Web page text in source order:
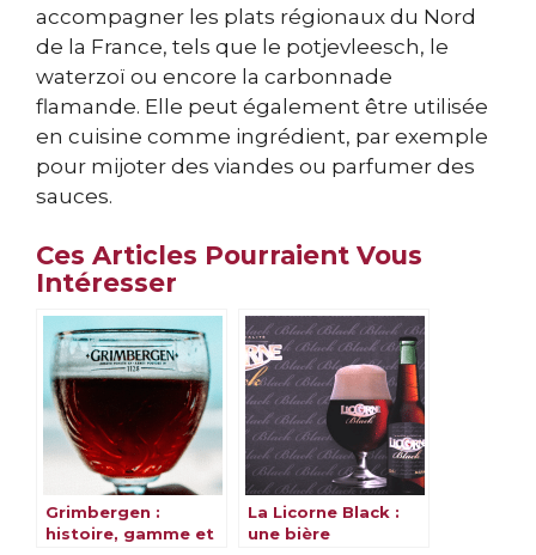
accompagner les plats régionaux du Nord
de la France, tels que le potjevleesch, le
waterzoï ou encore la carbonnade
flamande. Elle peut également être utilisée
en cuisine comme ingrédient, par exemple
pour mijoter des viandes ou parfumer des
sauces.
Ces Articles Pourraient Vous
Intéresser
Grimbergen :
histoire, gamme et
La Licorne Black :
une bière